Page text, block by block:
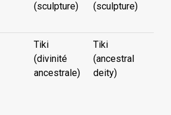
(sculpture)
(sculpture)
Tiki
(divinité
ancestrale)
Tiki
(ancestral
deity)